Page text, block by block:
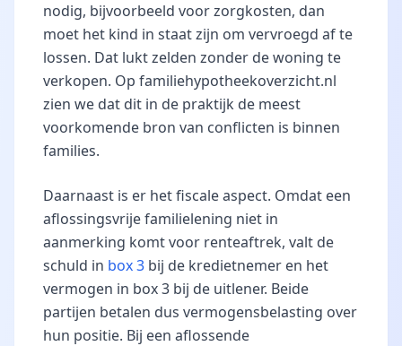
nodig, bijvoorbeeld voor zorgkosten, dan
moet het kind in staat zijn om vervroegd af te
lossen. Dat lukt zelden zonder de woning te
verkopen. Op familiehypotheekoverzicht.nl
zien we dat dit in de praktijk de meest
voorkomende bron van conflicten is binnen
families.
Daarnaast is er het fiscale aspect. Omdat een
aflossingsvrije familielening niet in
aanmerking komt voor renteaftrek, valt de
schuld in box 3 bij de kredietnemer en het
vermogen in box 3 bij de uitlener. Beide
partijen betalen dus vermogensbelasting over
hun positie. Bij een aflossende